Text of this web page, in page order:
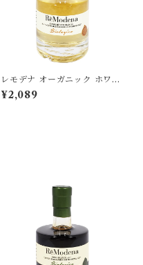
レモデナ オーガニック ホワイ
ト バルサミコ 100ml ReMod
ena 有機バルサミコ酢 イタリ
¥2,089